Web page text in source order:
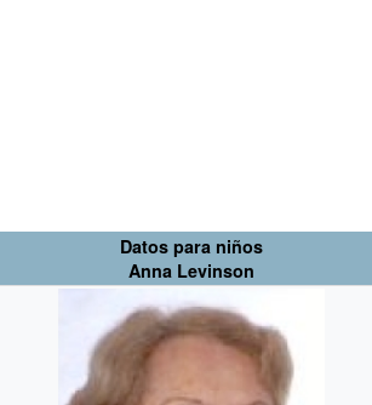
Datos para niños
Anna Levinson